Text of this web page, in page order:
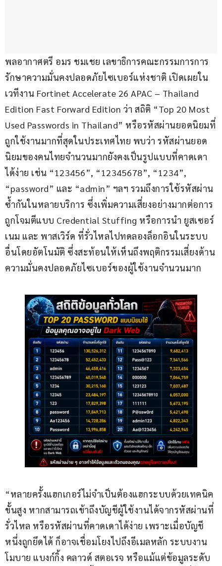
พลอากาศตรี อมร ชมเชย เลขาธิการคณะกรรมการการ
รักษาความมั่นคงปลอดภัยไซเบอร์แห่งชาติ เปิดเผยใน
เวทีงาน Fortinet Accelerate 26 APAC – Thailand
Edition Fast Forward Edition ว่า สถิติ “Top 20 Most
Used Passwords in Thailand” หรือรหัสผ่านยอดนิยมที่
ถูกใช้งานมากที่สุดในประเทศไทย พบว่า รหัสผ่านยอด
นิยมของคนไทยจำนวนมากยังคงเป็นรูปแบบที่คาดเดา
ได้ง่าย เช่น “123456”, “12345678”, “1234”,
“password” และ “admin” ฯลฯ รวมถึงการใช้รหัสผ่าน
ซ้ำกันในหลายบริการ ซึ่งเพิ่มความเสี่ยงอย่างมากต่อการ
ถูกโจมตีแบบ Credential Stuffing หรือการนำ ยูสเซอร์
เนม และ พาสเวิร์ด ที่รั่วไหลไปทดลองล็อกอินในระบบ
อื่นโดยอัตโนมัติ ซึ่งสะท้อนให้เห็นถึงพฤติกรรมเสี่ยงด้าน
ความมั่นคงปลอดภัยไซเบอร์ของผู้ใช้งานจำนวนมาก
“หลายครั้งแฮกเกอร์ไม่จำเป็นต้องแฮกระบบด้วยเทคนิค
ขั้นสูง หากสามารถเข้าถึงบัญชีผู้ใช้งานได้จากรหัสผ่านที่
รั่วไหล หรือรหัสผ่านที่คาดเดาได้ง่าย เพราะเมื่อบัญชี
หนึ่งถูกยึดได้ ก็อาจเชื่อมโยงไปถึงอีเมลหลัก ระบบงาน
โมบาย แบงก์กิ้ง คลาวด์ สตอเรจ หรือแม้แต่ข้อมูลระดับ